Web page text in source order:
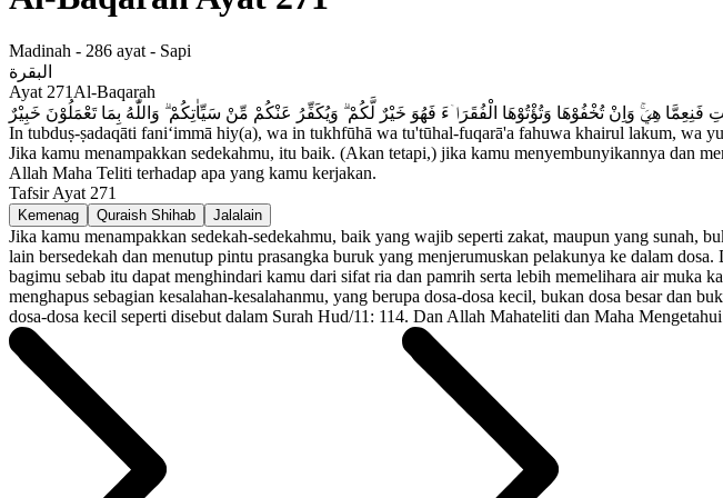
Madinah - 286 ayat - Sapi
البقرة
Ayat 271 Al-Baqarah
فَنِعِمَّا هِيَۚ وَاِنْ تُخْفُوْهَا وَتُؤْتُوْهَا الْفُقَرَاۤءَ فَهُوَ خَيْرٌ لَّكُمْ ۗ وَيُكَفِّرُ عَنْكُمْ مِّنْ سَيِّاٰتِكُمْ ۗ وَاللّٰهُ بِمَا تَعْمَلُوْنَ خَبِيْرٌ
In tubduṣ-ṣadaqāti fani‘immā hiy(a), wa in tukhfūhā wa tu'tūhal-fuqarā'a fahuwa khairul lakum, wa
Jika kamu menampakkan sedekahmu, itu baik. (Akan tetapi,) jika kamu menyembunyikannya dan
Allah Maha Teliti terhadap apa yang kamu kerjakan.
Tafsir Ayat 271
Kemenag Quraish Shihab Jalalain
Jika kamu menampakkan sedekah-sedekahmu, baik yang wajib seperti zakat, maupun yang sunah,
lain bersedekah dan menutup pintu prasangka buruk yang menjerumuskan pelakunya ke dalam
bagimu sebab itu dapat menghindari kamu dari sifat ria dan pamrih serta lebih memelihara air muka
menghapus sebagian kesalahan-kesalahanmu, yang berupa dosa-dosa kecil, bukan dosa besar dan
dosa-dosa kecil seperti disebut dalam Surah Hud/11: 114. Dan Allah Mahateliti dan Maha